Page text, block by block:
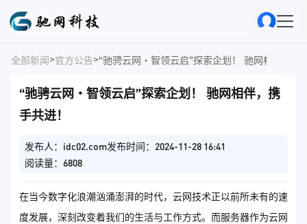
全部新闻>官方公告>“驰骋云网・智领云启”探索企划！ 驰网相伴，携
“驰骋云网・智领云启”探索企划！ 驰网相伴，携
手共进！
发布人：idc02.com发布时间：2024-11-28 16:41
阅读量：6808
在当今数字化浪潮汹涌澎湃的时代，云网技术正以前所未有的速
度发展，深刻改变着我们的生活与工作方式。而服务器作为云网